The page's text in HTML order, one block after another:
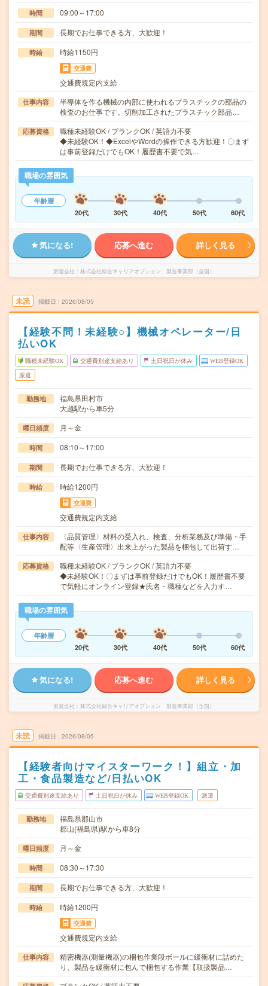
時間 09:00～17:00
期間 長期でお仕事できる方、大歓迎！
時給 時給1150円
交通費
交通費規定内支給
仕事内容
半導体を作る機械の内部に使われるプラスチックの部品の
検査のお仕事です。切削加工されたプラスチック部品…
応募資格
職種未経験OK / ブランクOK / 英語力不要
◆未経験OK！◆ExcelやWordの操作できる方歓迎！〇まず
は事前登録だけでもOK！履歴書不要で気…
職場の雰囲気
年齢層
20代
30代 40代 50代 60代
気になる! 応募へ進む 詳しく見る
派遣会社 株式会社綜合キャリアオプション 製造事業部（全国）
未読 掲載日 2026/08/05
【経験不問！未経験○】機械オペレーター/日
払いOK
職種未経験OK 交通費別途支給あり 土日祝日が休み WEB登録OK
派遣
勤務地
福島県田村市
大越駅から車5分
曜日頻度 月～金
時間 08:10～17:00
期間 長期でお仕事できる方、大歓迎！
時給 時給1200円
交通費
交通費規定内支給
仕事内容
〈品質管理〉材料の受入れ、検査、分析業務及び準備・手
配等〈生産管理〉出来上がった製品を梱包して出荷す…
応募資格
職種未経験OK / ブランクOK / 英語力不要
◆未経験OK！〇まずは事前登録だけでもOK！履歴書不要
で気軽にオンライン登録★氏名・職種などを入力す…
職場の雰囲気
年齢層
20代
30代 40代 50代 60代
気になる! 応募へ進む 詳しく見る
派遣会社 株式会社綜合キャリアオプション 製造事業部（全国）
未読 掲載日 2026/08/05
【経験者向けマイスターワーク！】組立・加
工・食品製造など/日払いOK
交通費別途支給あり 土日祝日が休み WEB登録OK 派遣
勤務地
福島県郡山市
郡山(福島県)駅から車8分
曜日頻度 月～金
時間 08:30～17:30
期間 長期でお仕事できる方、大歓迎！
時給 時給1200円
交通費
交通費規定内支給
仕事内容
精密機器(測量機器)の梱包作業段ボールに緩衝材に詰めた
り、製品を緩衝材に包んで梱包する作業【取扱製品…